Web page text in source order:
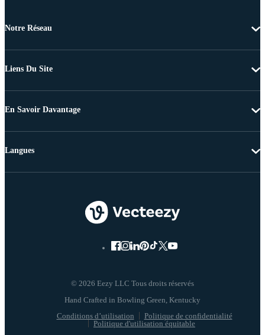
Notre Réseau
Liens Du Site
En Savoir Davantage
© 2026 Eezy LLC Tous droits réservés
Conditions d’utilisation
Politique de confidentialité
Politique d'utilisation équitable
Langues